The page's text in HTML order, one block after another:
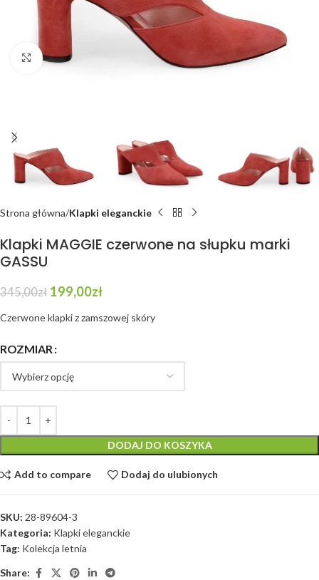
Click to enlarge
Strona główna Klapki eleganckie
Klapki MAGGIE czerwone na słupku marki
GASSU
345,00zł 199,00zł
Czerwone klapki z zamszowej skóry
ROZMIAR
DODAJ DO KOSZYKA
Add to compare Dodaj do ulubionych
SKU: 28-89604-3
Kategoria: Klapki eleganckie
Tag: Kolekcja letnia
Share: